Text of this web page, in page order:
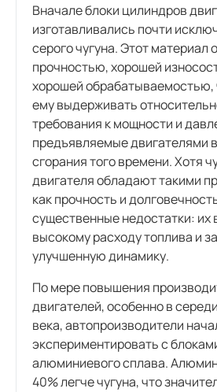
Вначале блоки цилиндров
изготавливались почти
серого чугуна. Этот материал
прочностью, хорошей
хорошей обрабатываемостью,
ему выдерживать
требования к мощности и
предъявляемые двигателями
сгорания того времени. Хотя
двигателя обладают такими
как прочность и
существенные недостатки: их
высокому расходу топлива и
улучшенную динамику.
По мере повышения
двигателей, особенно в
века, автопроизводители
экспериментировать с
алюминиевого сплава.
40% легче чугуна, что